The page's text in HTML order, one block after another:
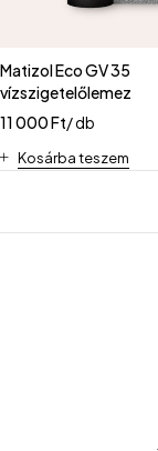
Matizol Eco GV 35
vízszigetelőlemez
11 000Ft/ db
Kosárba teszem